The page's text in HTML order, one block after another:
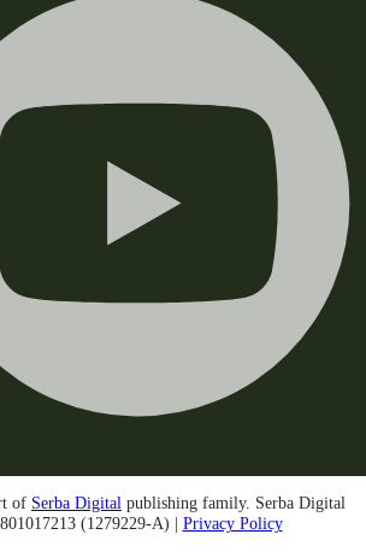
of Serba Digital publishing family. Serba Digital
(1279229-A) | Privacy Policy